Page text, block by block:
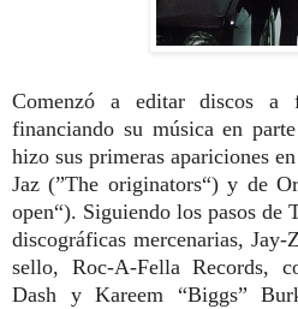
Comenzó a editar discos a
financiando su música en
hizo sus primeras apariciones
Jaz (”The originators“) y de
open“). Siguiendo los pasos de
discográficas mercenarias,
sello, Roc-A-Fella Records,
Dash y Kareem “Biggs”